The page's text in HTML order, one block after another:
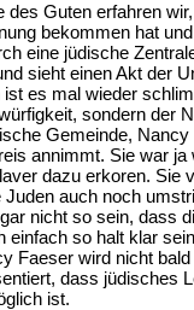
des Guten erfahren
bekommen hat
eine jüdische
sieht einen Akt der
ist es mal wieder
sondern der
Gemeinde,
annimmt. Sie war
dazu erkoren. Sie
Juden auch noch
nicht so sein, dass
einfach so halt klar
Faeser wird nicht
dass jüdisches
ist.